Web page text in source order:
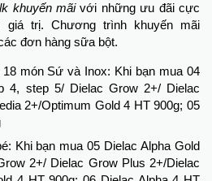
khuyến mãivới những ưu đãi cực
giá trị. Chương trình khuyến mãi
đơn hàng sữa bột.
món Sứ và Inox: Khi bạn mua 04
4, step 5/ Dielac Grow 2+/ Dielac
2+/Optimum Gold 4 HT 900g; 05
Khi bạn mua 05 Dielac Alpha Gold
2+/ Dielac Grow Plus 2+/Dielac